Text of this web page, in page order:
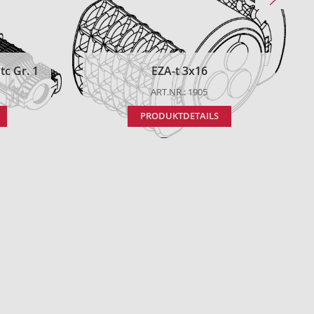
Gr. 1 EZA-t 3x16
ART.NR.: 1905
PRODUKTDETAILS